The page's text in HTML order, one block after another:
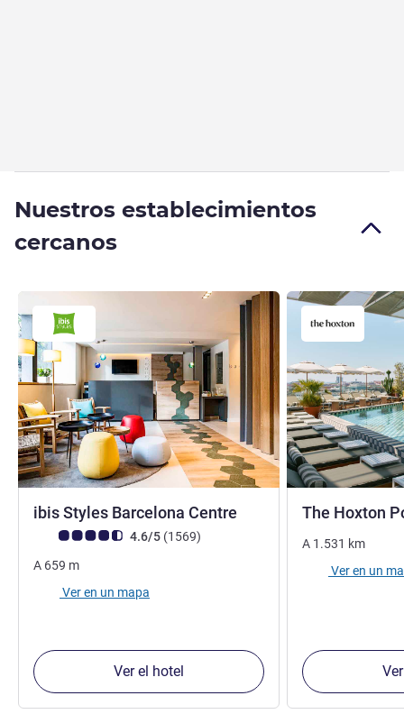
Nuestros establecimientos
cercanos
ibis Styles Barcelona Centre 2 estrellas
Nota de clientes de Avis (Clasificación de ALL)
4.6/5 (1569opiniones
)
A 659 m
Ver en un mapa
Ver el hotel
The Hoxton
A 1.531 km
Ver en un